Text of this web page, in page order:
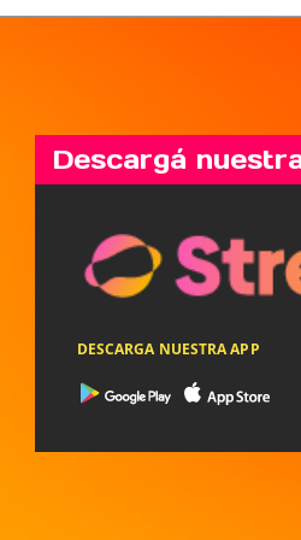
Descargá
DESCARGA NUESTRA APP